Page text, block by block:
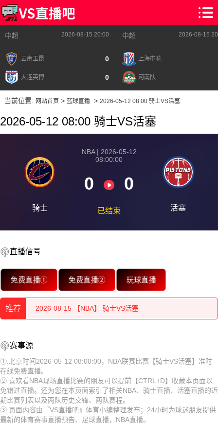
中超 2026-08-15 20:00
云南玉昆 0
大连英博 0
中超 2026-08-15
上海申花
河南队
当前位置: 网站首页> 篮球直播> 2026-05-12 08:00 骑士VS活塞
2026-05-12 08:00 骑士VS活塞
骑士
NBA | 2026-05-12
08:00:00
0 0
已结束 活塞
直播信号
免费直播① 免费直播② 玩球直播
推荐
2026-08-15 【NBA】 骑士VS活塞
2026-08-15 【NBA】 骑士VS活塞
2026-08-15 【NBA】 骑士VS活塞
2026-08-15 【NBA】 骑士VS活塞
2026-08-15 【NBA】 骑士VS活塞
2026-08-15 【NBA】 骑士VS活塞
2026-08-15 【NBA】 骑士VS活塞
2026-08-14 【NBA】 骑士VS活塞
2026-08-15 【NBA】 骑士VS活塞
2026-08-15 【NBA】 骑士VS活塞
2026-08-15 【NBA】 骑士VS活塞
赛事源
①.北京时间2026-05-12 08:00:00，NBA联赛比赛【骑士VS活塞】准时
在线免费直播。
②.喜欢看NBA现场直播比赛的朋友可以提前【CTRL+D】收藏本页面以
免错过直播。还为您在本页面索引了相关NBA、骑士直播、活塞直播的近
期比赛列表以及两队历史交锋、两队赛程。
③.页面内容由『VS直播吧』体育小编整理发布；24小时为球迷朋友提供
最新的体育赛事直播预告、足球直播，NBA直播。